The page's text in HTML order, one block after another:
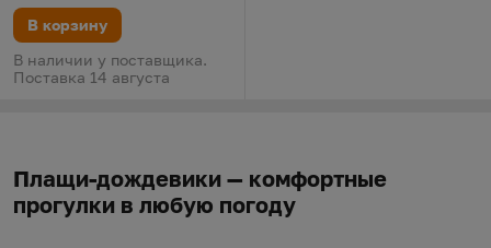
В корзину
В наличии у поставщика.
Поставка 14 августа
Плащи-дождевики — комфортные
прогулки в любую погоду